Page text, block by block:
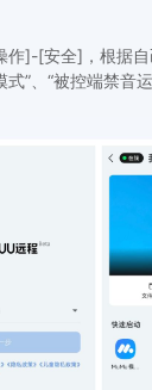
作]-[安全]，根据
式”、“被控端禁音运